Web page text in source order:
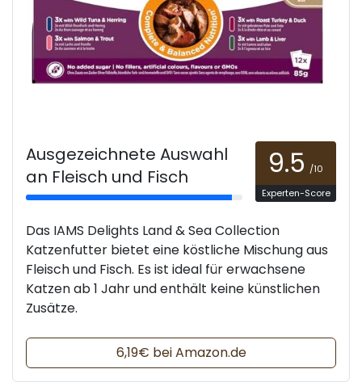
Ausgezeichnete Auswahl
an Fleisch und Fisch
9.5 /10
Experten-Score
Das IAMS Delights Land & Sea Collection
Katzenfutter bietet eine köstliche Mischung aus
Fleisch und Fisch. Es ist ideal für erwachsene
Katzen ab 1 Jahr und enthält keine künstlichen
Zusätze.
6,19€ bei Amazon.de